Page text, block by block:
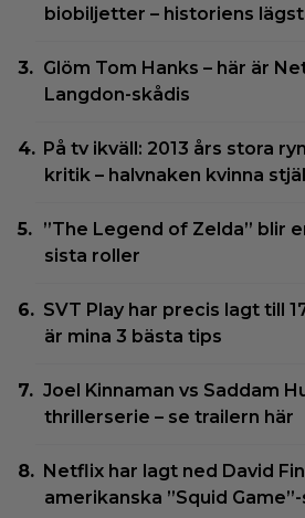
biobiljetter – historiens
Glöm Tom Hanks – här är
Langdon-skådis
På tv ikväll: 2013 års stora
kritik – halvnaken kvinna
”The Legend of Zelda” blir
sista roller
SVT Play har precis lagt till
är mina 3 bästa tips
Joel Kinnaman vs Saddam
thrillerserie – se trailern här
Netflix har lagt ned David
amerikanska ”Squid